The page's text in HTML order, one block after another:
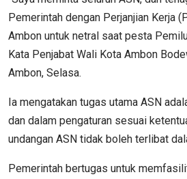
Pemerintah dengan Perjanjian Kerja
Ambon untuk netral saat pesta
Kata Penjabat Wali Kota Ambon
Ambon, Selasa.
Ia mengatakan tugas utama ASN
dan dalam pengaturan sesuai
undangan ASN tidak boleh terlibat
Pemerintah bertugas untuk